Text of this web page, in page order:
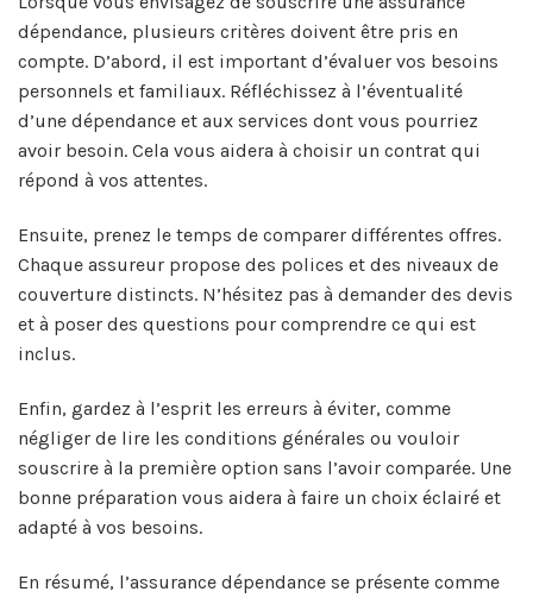
dépendance, plusieurs critères doivent être pris en
compte. D’abord, il est important d’évaluer vos besoins
personnels et familiaux. Réfléchissez à l’éventualité
d’une dépendance et aux services dont vous pourriez
avoir besoin. Cela vous aidera à choisir un contrat qui
répond à vos attentes.
Ensuite, prenez le temps de comparer différentes offres.
Chaque assureur propose des polices et des niveaux de
couverture distincts. N’hésitez pas à demander des devis
et à poser des questions pour comprendre ce qui est
inclus.
Enfin, gardez à l’esprit les erreurs à éviter, comme
négliger de lire les conditions générales ou vouloir
souscrire à la première option sans l’avoir comparée. Une
bonne préparation vous aidera à faire un choix éclairé et
adapté à vos besoins.
En résumé, l’assurance dépendance se présente comme